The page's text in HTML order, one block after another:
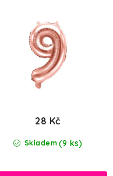
Skladem (9 ks)
28 Kč